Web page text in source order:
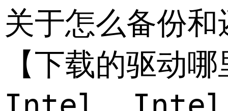
关于怎么备份
【下载的驱动